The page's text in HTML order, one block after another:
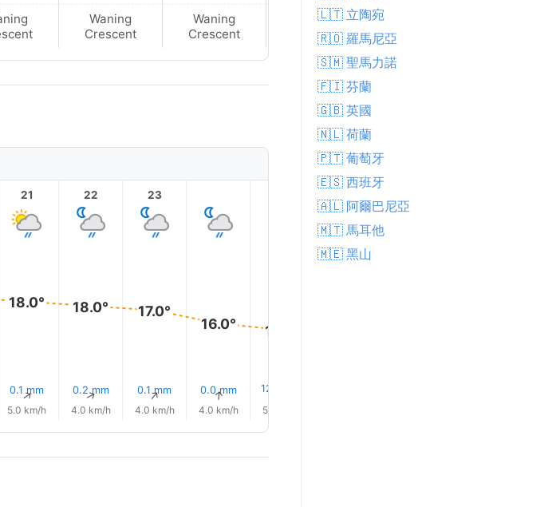
Waning
Crescent
Waning
Crescent
New Moon
21
18.0°
0.1 mm
↑
5.0 km/h
22
18.0°
0.2 mm
↑
4.0 km/h
23
17.0°
0.1 mm
↑
4.0 km/h
16.0°
0.0 mm
↑
4.0 km/h
16.0°
12% 下雨
5.0 km/h
🇱🇹 立陶宛
🇷🇴 羅馬尼亞
🇸🇲 聖馬力諾
🇫🇮 芬蘭
🇬🇧 英國
🇳🇱 荷蘭
🇵🇹 葡萄牙
🇪🇸 西班牙
🇦🇱 阿爾巴尼亞
🇲🇹 馬耳他
🇲🇪 黑山